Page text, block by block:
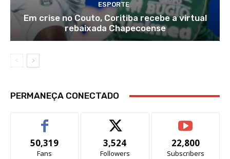
ESPORTE
Em crise no Couto, Coritiba recebe a virtual
rebaixada Chapecoense
PERMANEÇA CONECTADO
50,319
Fans
3,524
Followers
22,800
Subscribers